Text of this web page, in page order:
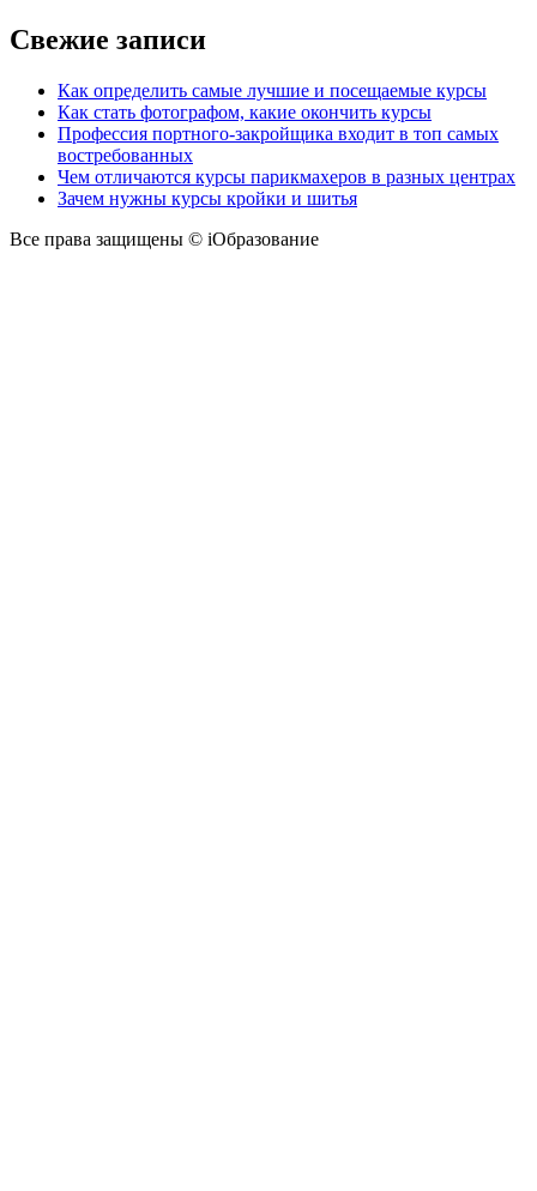
Свежие записи
Как определить самые лучшие и посещаемые курсы
Как стать фотографом, какие окончить курсы
Профессия портного-закройщика входит в топ самых
востребованных
Чем отличаются курсы парикмахеров в разных центрах
Зачем нужны курсы кройки и шитья
Все права защищены © iОбразование